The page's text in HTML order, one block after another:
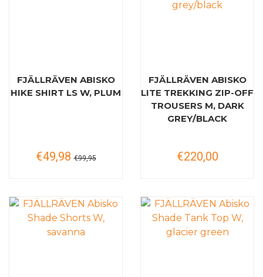
FJÄLLRÄVEN ABISKO
HIKE SHIRT LS W, PLUM
€49,98 €99,95
FJÄLLRÄVEN ABISKO
LITE TREKKING ZIP-OFF
TROUSERS M, DARK
GREY/BLACK
€220,00